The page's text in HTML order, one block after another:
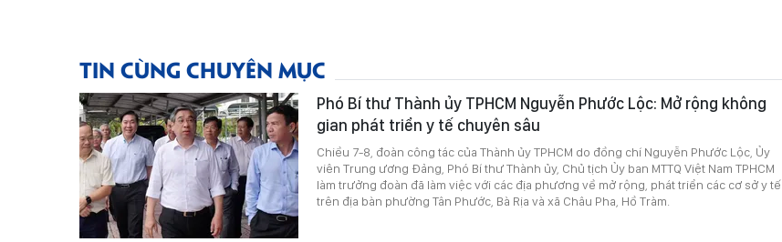
TIN CÙNG CHUYÊN MỤC
Phó Bí thư Thành ủy TPHCM Nguyễn Phước Lộc: Mở rộng không
gian phát triển y tế chuyên sâu
Chiều 7-8, đoàn công tác của Thành ủy TPHCM do đồng chí Nguyễn Phước Lộc, Ủy
viên Trung ương Đảng, Phó Bí thư Thành ủy, Chủ tịch Ủy ban MTTQ Việt Nam TPHCM
làm trưởng đoàn đã làm việc với các địa phương về mở rộng, phát triển các cơ sở y tế
trên địa bàn phường Tân Phước, Bà Rịa và xã Châu Pha, Hồ Tràm.